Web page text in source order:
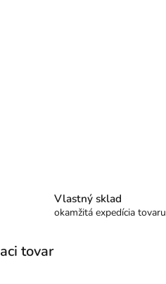
Vlastný sklad
okamžitá expedícia tovaru
tovar